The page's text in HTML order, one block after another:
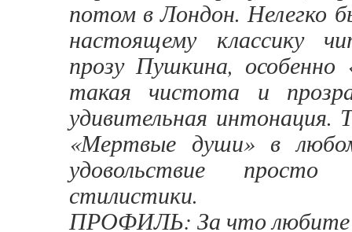
потом в Лондон. Нелегко
настоящему классику
прозу Пушкина,
такая чистота и
удивительная
«Мертвые души» в
удовольствие
стилистики.
ПРОФИЛЬ: За что любите